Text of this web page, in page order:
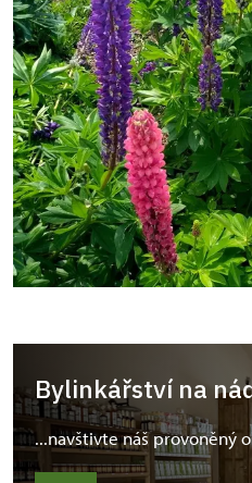
Bylinkářství na
...navštivte náš provoněný